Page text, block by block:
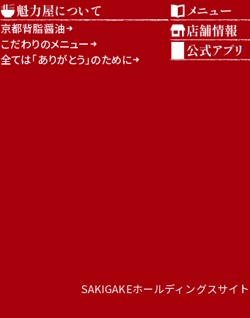
魁力屋について
京都背脂醤油
こだわりのメニュー
全ては「ありがとう」のために
メニュー
店舗情報
公式アプリ
SAKIGAKEホールディングスサイト